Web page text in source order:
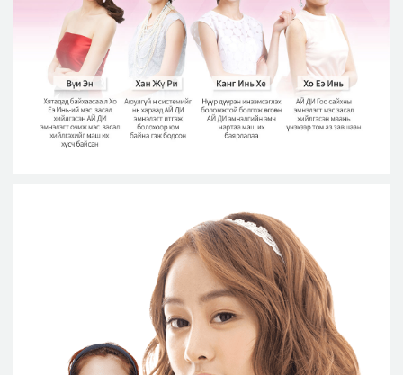
Аюулгүй гоо сайхны мэс засал
Real Selfie Review